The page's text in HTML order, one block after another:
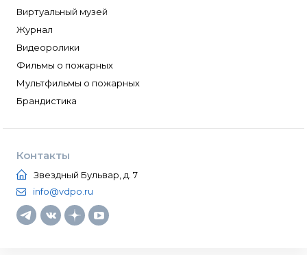
Виртуальный музей
Журнал
Видеоролики
Фильмы о пожарных
Мультфильмы о пожарных
Брандистика
Контакты
Звездный Бульвар, д. 7
info@vdpo.ru